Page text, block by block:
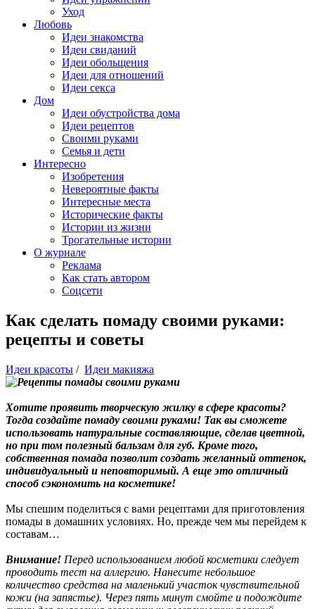
Уход
Любовь
Идеи знакомства
Идеи свиданий
Идеи обольщения
Идеи для отношений
Идеи секса
Дом
Идеи обустройства дома
Идеи рецептов
Своими руками
Семья и дети
Интересно
Изобретения
Невероятные факты
Интересные места
Исторические факты
Истории из жизни
Трогательные истории
О журнале
Реклама
Как стать автором
Соцсети
Как сделать помаду своими руками:
рецепты и советы
Идеи красоты / Идеи макияжа
Хотите проявить творческую жилку в сфере красоты?
Тогда создайте помаду своими руками! Так вы сможете
использовать натуральные составляющие, сделав цветной,
но при том полезный бальзам для губ. Кроме того,
собственная помада позволит создать желанный оттенок,
индивидуальный и неповторимый. А еще это отличный
способ сэкономить на косметике!
Мы спешим поделиться с вами рецептами для приготовления
помады в домашних условиях. Но, прежде чем мы перейдем к
составам…
Внимание! Перед использованием любой косметики следует
проводить тест на аллергию. Нанесите небольшое
количество средства на маленький участок чувствительной
кожи (на запястье). Через пять минут смойте и подождите